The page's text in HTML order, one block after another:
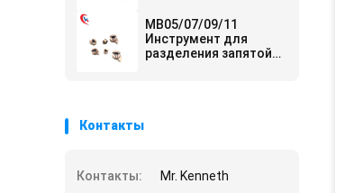
передовых кромок
Твердосплавные
пластины для
нарезания канавок
MB05/07/09/11
Инструмент для
разделения запятой
Контакты
Контакты:
Mr. Kenneth